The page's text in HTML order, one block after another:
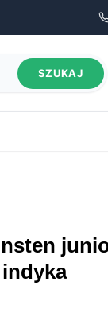
SZUKAJ